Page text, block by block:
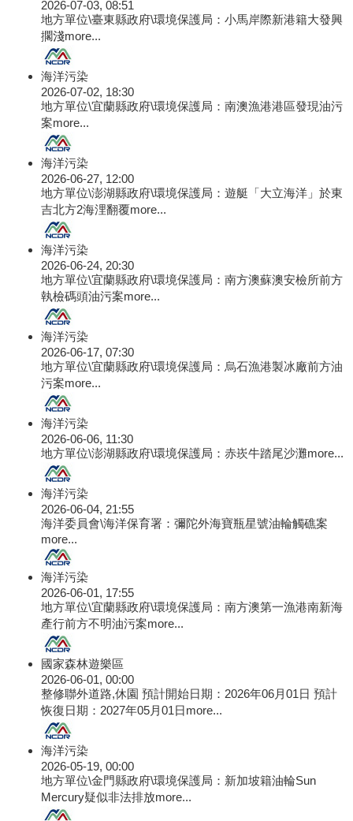
2026-07-03, 08:51
地方單位\臺東縣政府\環境保護局：小馬岸際新港籍大發興
擱淺more...
海洋污染
2026-07-02, 18:30
地方單位\宜蘭縣政府\環境保護局：南澳漁港港區發現油污
案more...
海洋污染
2026-06-27, 12:00
地方單位\澎湖縣政府\環境保護局：遊艇「大立海洋」於東
吉北方2海浬翻覆more...
海洋污染
2026-06-24, 20:30
地方單位\宜蘭縣政府\環境保護局：南方澳蘇澳安檢所前方
執檢碼頭油污案more...
海洋污染
2026-06-17, 07:30
地方單位\宜蘭縣政府\環境保護局：烏石漁港製冰廠前方油
污案more...
海洋污染
2026-06-06, 11:30
地方單位\澎湖縣政府\環境保護局：赤崁牛踏尾沙灘more...
海洋污染
2026-06-04, 21:55
海洋委員會\海洋保育署：彌陀外海寶瓶星號油輪觸礁案
more...
海洋污染
2026-06-01, 17:55
地方單位\宜蘭縣政府\環境保護局：南方澳第一漁港南新海
產行前方不明油污案more...
國家森林遊樂區
2026-06-01, 00:00
整修聯外道路,休園 預計開始日期：2026年06月01日 預計
恢復日期：2027年05月01日more...
海洋污染
2026-05-19, 00:00
地方單位\金門縣政府\環境保護局：新加坡籍油輪Sun
Mercury疑似非法排放more...